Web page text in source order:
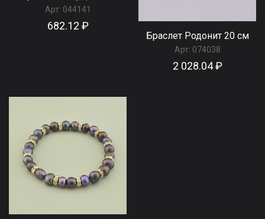
Арт: 044141
682.12 ₽
Браслет Родонит 20 см
Арт: 074038
2 028.04 ₽